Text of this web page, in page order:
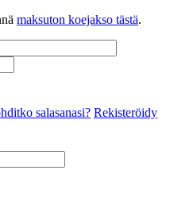
maksuton koejakso tästä.
salasanasi? Rekisteröidy